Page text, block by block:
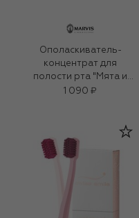
Ополаскиватель-
концентрат для
полости рта "Мята и
Анис" (120ml)
1 090 ₽